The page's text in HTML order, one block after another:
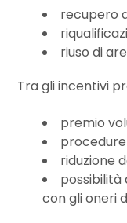
recupero
riuso di
Tra gli incentivi
premio
riduzione
possibilità
con gli oneri
Locali
minimi
Qualsiasi